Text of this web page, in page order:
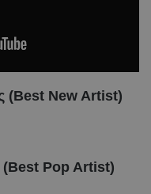
(Best New Artist)
(Best Pop Artist)